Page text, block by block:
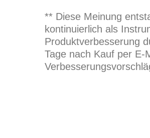
** Diese Meinung
kontinuierlich als
Produktverbesserung
Tage nach Kauf per E-